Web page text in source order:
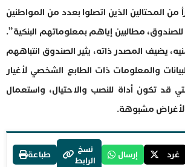
من المحتالين الذين اتصلوا بعدد من المواطنين
مطالبين إياهم بمعلوماتهم البنكية”.
يضيف المصدر ذاته، يثير الصندوق انتباههم
والمعلومات ذات الطابع الشخصي لأغيار
قد تكون أداة للنصب والاحتيال، واستعمال
مشبوهة.
غرد إرسال
نسخ
الرابط
طباعة